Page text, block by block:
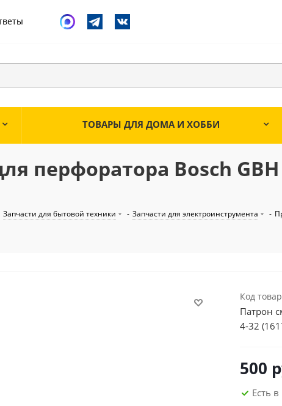
ТОВАРЫ ДЛЯ ДОМА И ХОББИ
перфоратора Bosch GBH
Запчасти для бытовой техники - Запчасти для электроинструмента -
Код
Патрон
4-32
500
Есть